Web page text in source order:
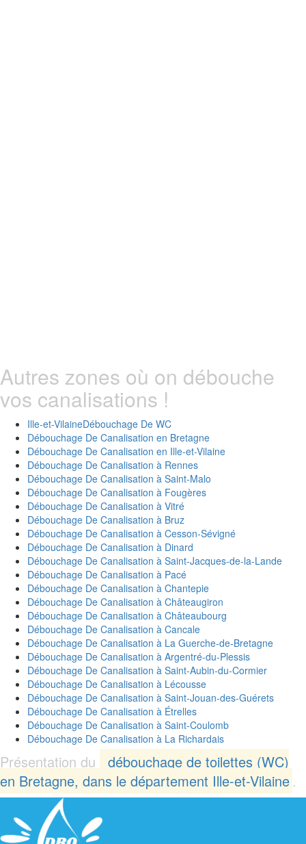
Autres zones où on débouche
vos canalisations !
Ille-et-VilaineDébouchage De WC
Débouchage De Canalisation en Bretagne
Débouchage De Canalisation en Ille-et-Vilaine
Débouchage De Canalisation à Rennes
Débouchage De Canalisation à Saint-Malo
Débouchage De Canalisation à Fougères
Débouchage De Canalisation à Vitré
Débouchage De Canalisation à Bruz
Débouchage De Canalisation à Cesson-Sévigné
Débouchage De Canalisation à Dinard
Débouchage De Canalisation à Saint-Jacques-de-la-Lande
Débouchage De Canalisation à Pacé
Débouchage De Canalisation à Chantepie
Débouchage De Canalisation à Châteaugiron
Débouchage De Canalisation à Châteaubourg
Débouchage De Canalisation à Cancale
Débouchage De Canalisation à La Guerche-de-Bretagne
Débouchage De Canalisation à Argentré-du-Plessis
Débouchage De Canalisation à Saint-Aubin-du-Cormier
Débouchage De Canalisation à Lécousse
Débouchage De Canalisation à Saint-Jouan-des-Guérets
Débouchage De Canalisation à Étrelles
Débouchage De Canalisation à Saint-Coulomb
Débouchage De Canalisation à La Richardais
Présentation du
débouchage de toilettes (WC)
en Bretagne, dans le département Ille-et-Vilaine .